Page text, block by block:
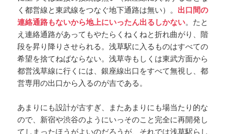
く都営線と東武線をつなぐ地下通路は無い）。 出口間の
連絡通路もないから地上にいったん出るしかない。たと
え連絡通路があってもやたらくねくねと折れ曲がり、階
段を昇り降りさせられる。浅草駅に入るものはすべての
希望を捨てねばならない。浅草寺もしくは東武方面から
都営浅草線に行くには、銀座線出口をすべて無視し、都
営専用の出口から入るのが吉である。
あまりにも設計が古すぎ、またあまりにも場当たり的な
ので、新宿や渋谷のようにいっそのこと完全に再開発し
てしまったほうがよいのだろうが、それでは浅草駅らし